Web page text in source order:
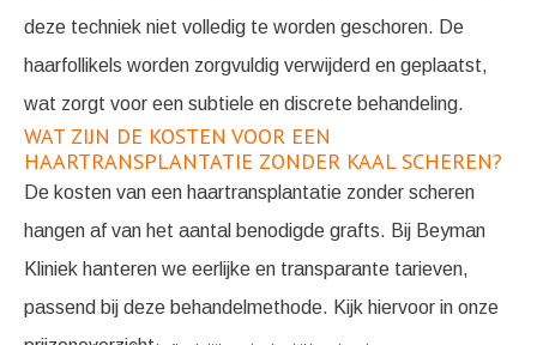
deze techniek niet volledig te worden geschoren. De
haarfollikels worden zorgvuldig verwijderd en geplaatst,
wat zorgt voor een subtiele en discrete behandeling.
WAT ZIJN DE KOSTEN VOOR EEN
HAARTRANSPLANTATIE ZONDER KAAL SCHEREN?
De kosten van een haartransplantatie zonder scheren
hangen af van het aantal benodigde grafts. Bij Beyman
Kliniek hanteren we eerlijke en transparante tarieven,
passend bij deze behandelmethode. Kijk hiervoor in onze